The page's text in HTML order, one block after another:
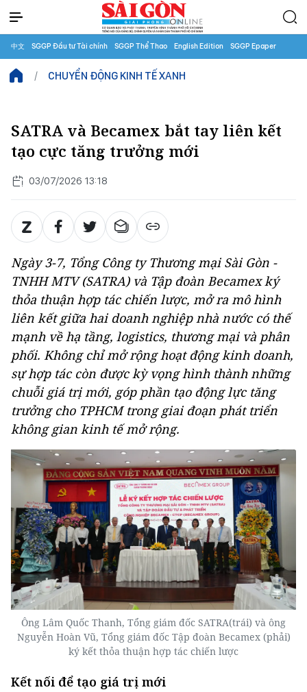
中文 SGGP Đầu tư Tài chính SGGP Thể Thao English Edition SGGP Epaper
CHUYỂN ĐỘNG KINH TẾ XANH
SATRA và Becamex bắt tay liên kết
tạo cực tăng trưởng mới
03/07/2026 13:18
Ngày 3-7, Tổng Công ty Thương mại Sài Gòn -
TNHH MTV (SATRA) và Tập đoàn Becamex ký
thỏa thuận hợp tác chiến lược, mở ra mô hình
liên kết giữa hai doanh nghiệp nhà nước có thế
mạnh về hạ tầng, logistics, thương mại và phân
phối. Không chỉ mở rộng hoạt động kinh doanh,
sự hợp tác còn được kỳ vọng hình thành những
chuỗi giá trị mới, góp phần tạo động lực tăng
trưởng cho TPHCM trong giai đoạn phát triển
không gian kinh tế mở rộng.
Ông Lâm Quốc Thanh, Tổng giám đốc SATRA(trái) và ông
Nguyễn Hoàn Vũ, Tổng giám đốc Tập đoàn Becamex (phải)
ký kết thỏa thuận hợp tác chiến lược
Kết nối để tạo giá trị mới